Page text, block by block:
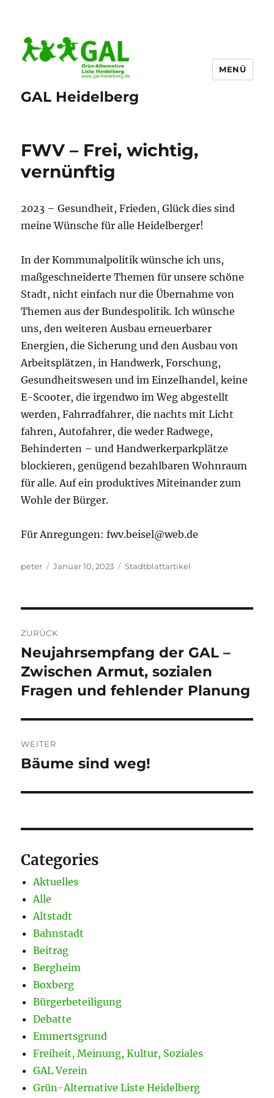
GAL Heidelberg
MENÜ
FWV – Frei, wichtig,
vernünftig
2023 – Gesundheit, Frieden, Glück dies sind
meine Wünsche für alle Heidelberger!
In der Kommunalpolitik wünsche ich uns,
maßgeschneiderte Themen für unsere schöne
Stadt, nicht einfach nur die Übernahme von
Themen aus der Bundespolitik. Ich wünsche
uns, den weiteren Ausbau erneuerbarer
Energien, die Sicherung und den Ausbau von
Arbeitsplätzen, in Handwerk, Forschung,
Gesundheitswesen und im Einzelhandel, keine
E-Scooter, die irgendwo im Weg abgestellt
werden, Fahrradfahrer, die nachts mit Licht
fahren, Autofahrer, die weder Radwege,
Behinderten – und Handwerkerparkplätze
blockieren, genügend bezahlbaren Wohnraum
für alle. Auf ein produktives Miteinander zum
Wohle der Bürger.
Für Anregungen: fwv.beisel@web.de
Autor
peter
Veröffentlicht
Januar 10, 2023 Kategorien
Stadtblattartikel
ZURÜCK
Vorheriger
Beitrag:
Neujahrsempfang der GAL –
Zwischen Armut, sozialen
Fragen und fehlender Planung
WEITER
Nächster
Bäume sind weg!
Categories
Aktuelles
Alle
Altstadt
Bahnstadt
Beitrag
Bergheim
Boxberg
Bürgerbeteiligung
Debatte
Emmertsgrund
Freiheit, Meinung, Kultur, Soziales
GAL Verein
Grün-Alternative Liste Heidelberg